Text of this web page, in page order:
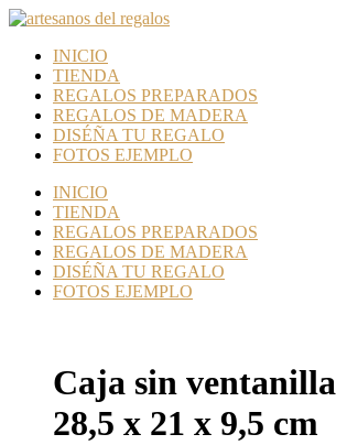
INICIO
TIENDA
REGALOS PREPARADOS
REGALOS DE MADERA
DISÉÑA TU REGALO
FOTOS EJEMPLO
INICIO
TIENDA
REGALOS PREPARADOS
REGALOS DE MADERA
DISÉÑA TU REGALO
FOTOS EJEMPLO
Caja sin ventanilla
28,5 x 21 x 9,5 cm